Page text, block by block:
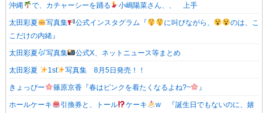
沖縄 で、カチャーシーを踊る 小嶋陽菜さん、、 上手
太田彩夏 写真集 公式インスタグラム『 に叫びながら、
のは、こ
こだけの内緒』
太田彩夏 写真集 公式X、ネットニュース等まとめ
太田彩夏 1st 写真集 8月5日発売！！
きょっぴー 篠原京香『春はピンクを着たくなるよね?~ 』
ホールケーキ 引換券と、トール ケーキ
w 『誕生日でもないのに、嬉